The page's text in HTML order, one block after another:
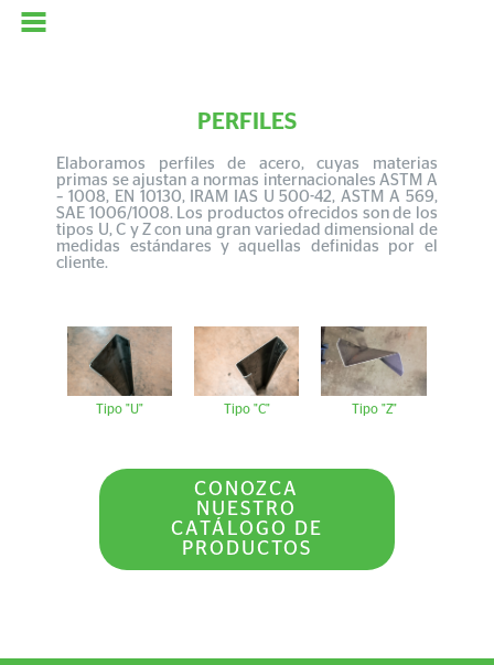
PERFILES
Elaboramos perfiles de acero, cuyas materias
primas se ajustan a normas internacionales ASTM A
– 1008, EN 10130, IRAM IAS U 500-42, ASTM A 569,
SAE 1006/1008. Los productos ofrecidos son de los
tipos U, C y Z con una gran variedad dimensional de
medidas estándares y aquellas definidas por el
cliente.
Tipo "U" Tipo "C" Tipo "Z"
CONOZCA
NUESTRO
CATÁLOGO DE
PRODUCTOS